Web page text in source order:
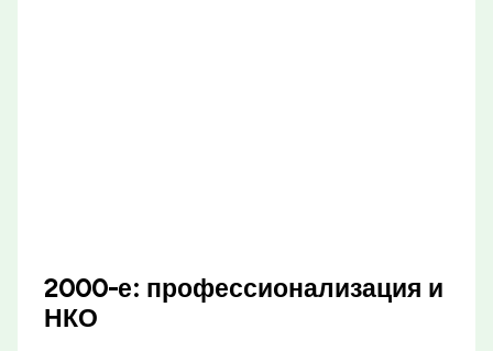
2000-е: профессионализация и
НКО